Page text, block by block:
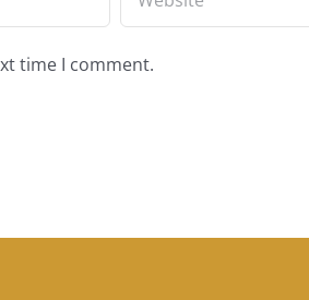
time I comment.